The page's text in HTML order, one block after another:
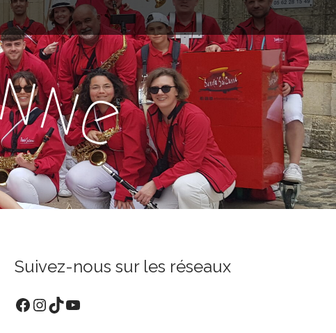
ne
Suivez-nous sur les réseaux
Facebook
Instagram
TikTok
YouTube